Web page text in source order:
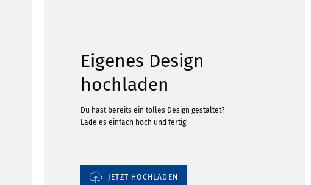
Eigenes Design
hochladen
Du hast bereits ein tolles Design gestaltet?
Lade es einfach hoch und fertig!
JETZT HOCHLADEN